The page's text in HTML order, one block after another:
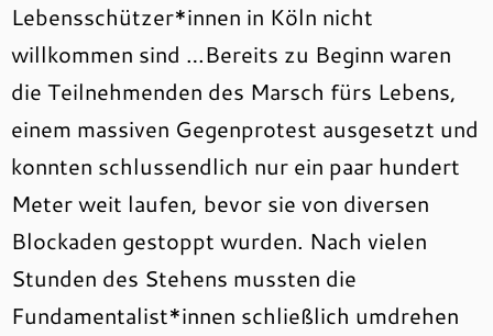
Lebensschützer*innen in Köln nicht
willkommen sind …Bereits zu Beginn waren
die Teilnehmenden des Marsch fürs Lebens,
einem massiven Gegenprotest ausgesetzt und
konnten schlussendlich nur ein paar hundert
Meter weit laufen, bevor sie von diversen
Blockaden gestoppt wurden. Nach vielen
Stunden des Stehens mussten die
Fundamentalist*innen schließlich umdrehen